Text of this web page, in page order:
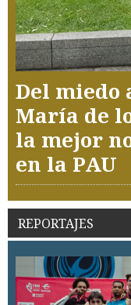
Del miedo
María de
la mejor
en la PAU
REPORTAJES